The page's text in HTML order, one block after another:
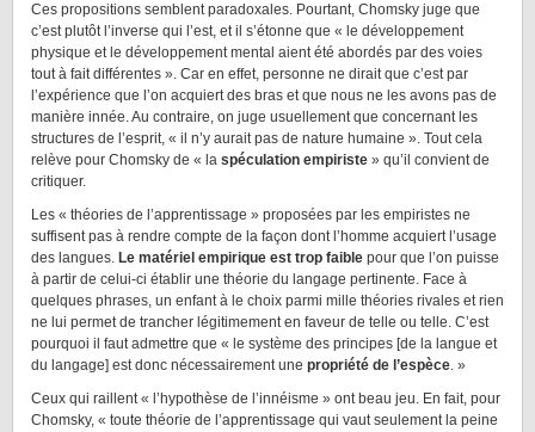
Ces propositions semblent paradoxales. Pourtant, Chomsky juge que
c’est plutôt l’inverse qui l’est, et il s’étonne que « le développement
physique et le développement mental aient été abordés par des voies
tout à fait différentes ». Car en effet, personne ne dirait que c’est par
l’expérience que l’on acquiert des bras et que nous ne les avons pas de
manière innée. Au contraire, on juge usuellement que concernant les
structures de l’esprit, « il n’y aurait pas de nature humaine ». Tout cela
relève pour Chomsky de « la spéculation empiriste » qu’il convient de
critiquer.
Les « théories de l’apprentissage » proposées par les empiristes ne
suffisent pas à rendre compte de la façon dont l’homme acquiert l’usage
des langues. Le matériel empirique est trop faible pour que l’on puisse
à partir de celui-ci établir une théorie du langage pertinente. Face à
quelques phrases, un enfant à le choix parmi mille théories rivales et rien
ne lui permet de trancher légitimement en faveur de telle ou telle. C’est
pourquoi il faut admettre que « le système des principes [de la langue et
du langage] est donc nécessairement une propriété de l’espèce. »
Ceux qui raillent « l’hypothèse de l’innéisme » ont beau jeu. En fait, pour
Chomsky, « toute théorie de l’apprentissage qui vaut seulement la peine